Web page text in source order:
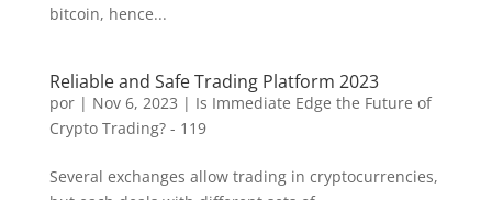
bitcoin, hence...
Reliable and Safe Trading Platform 2023
por | Nov 6, 2023 | Is Immediate Edge the Future of
Crypto Trading? - 119
Several exchanges allow trading in cryptocurrencies,